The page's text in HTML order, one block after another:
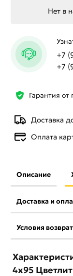
Гарантия от
Доставка
Оплата
Нет в
+7
+7
Описание
Доставка и
Условия
4х95